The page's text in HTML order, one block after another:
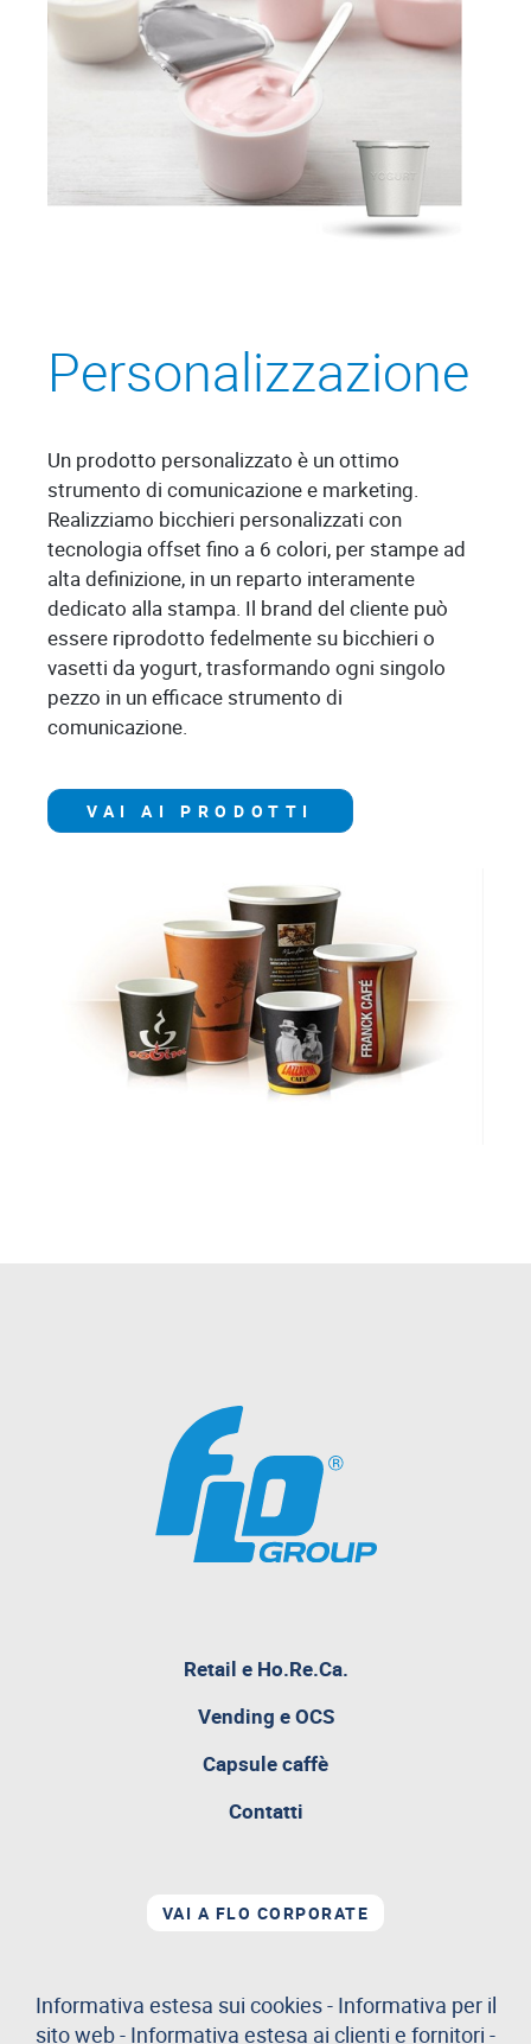
Personalizzazione
Un prodotto personalizzato è un ottimo
strumento di comunicazione e marketing.
Realizziamo bicchieri personalizzati con
tecnologia offset fino a 6 colori, per stampe ad
alta definizione, in un reparto interamente
dedicato alla stampa. Il brand del cliente può
essere riprodotto fedelmente su bicchieri o
vasetti da yogurt, trasformando ogni singolo
pezzo in un efficace strumento di
comunicazione.
VAI AI PRODOTTI
Retail e Ho.Re.Ca.
Vending e OCS
Capsule caffè
Contatti
VAI A FLO CORPORATE
Informativa estesa sui cookies- Informativa per il
sito web- Informativa estesa ai clienti e fornitori -